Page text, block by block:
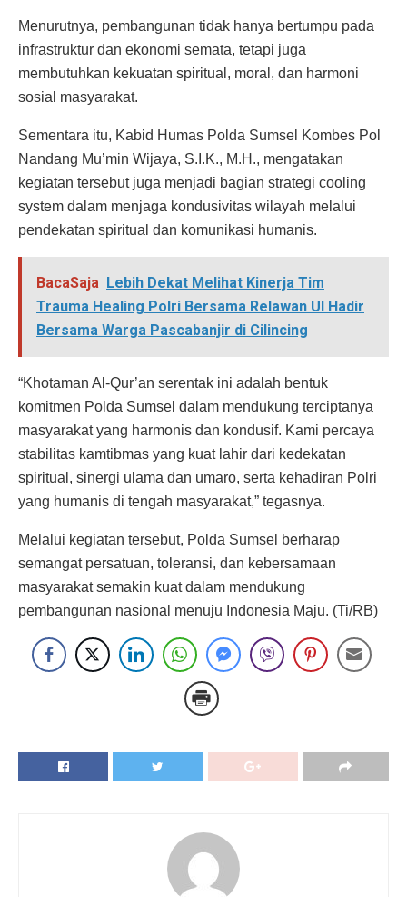
Menurutnya, pembangunan tidak hanya bertumpu pada
infrastruktur dan ekonomi semata, tetapi juga
membutuhkan kekuatan spiritual, moral, dan harmoni
sosial masyarakat.
Sementara itu, Kabid Humas Polda Sumsel Kombes Pol
Nandang Mu’min Wijaya, S.I.K., M.H., mengatakan
kegiatan tersebut juga menjadi bagian strategi cooling
system dalam menjaga kondusivitas wilayah melalui
pendekatan spiritual dan komunikasi humanis.
BacaSaja Lebih Dekat Melihat Kinerja Tim
Trauma Healing Polri Bersama Relawan UI Hadir
Bersama Warga Pascabanjir di Cilincing
“Khotaman Al-Qur’an serentak ini adalah bentuk
komitmen Polda Sumsel dalam mendukung terciptanya
masyarakat yang harmonis dan kondusif. Kami percaya
stabilitas kamtibmas yang kuat lahir dari kedekatan
spiritual, sinergi ulama dan umaro, serta kehadiran Polri
yang humanis di tengah masyarakat,” tegasnya.
Melalui kegiatan tersebut, Polda Sumsel berharap
semangat persatuan, toleransi, dan kebersamaan
masyarakat semakin kuat dalam mendukung
pembangunan nasional menuju Indonesia Maju. (Ti/RB)